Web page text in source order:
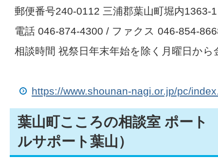
郵便番号240-0112 三浦郡葉山町堀内1363-1
電話 046-874-4300 / ファクス 046-854-
相談時間 祝祭日年末年始を除く月曜日か
https://www.shounan-nagi.or.jp/pc/
葉山町こころの相談室 ポート
ルサポート葉山）